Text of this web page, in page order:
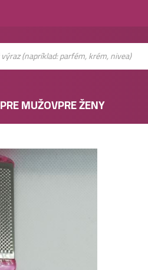
PRE MUŽOVPRE ŽENY